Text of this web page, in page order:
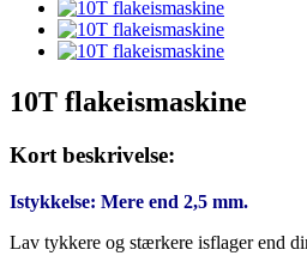
10T flakeismaskine
Kort beskrivelse:
Istykkelse: Mere end 2,5 mm.
Lav tykkere og stærkere isflager end